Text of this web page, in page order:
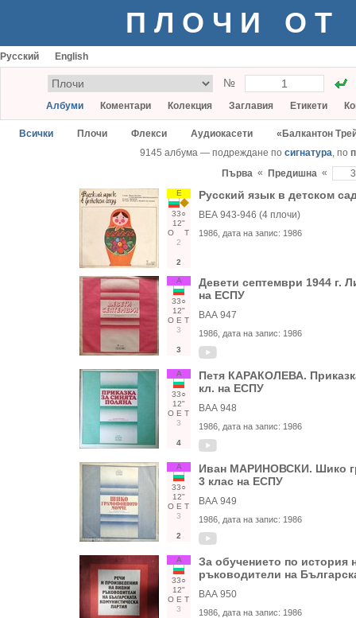
ПЛОЧИ ОТ
Русский English
№
Албуми Коментари Колекция Заглавия Етикети
Всички Плочи Флекси Аудиокасети
«Балкантон
9145 албума — подреждане по сигнатура, по
Първа « Предишна «
Е
33○
12"
О
Т
2
2
Русский язык в детском
ВЕА 943-946 (4 плочи)
1986 , дата на запис: 1986
А
33○
12"
О Е Т
3
3
Девети септември 1944 г.
на ЕСПУ
ВАА 947
1986 , дата на запис: 1986
А
33○
12"
О Е Т
3
4
Петя КАРАКОЛЕВА.
кл. на ЕСПУ
ВАА 948
1986 , дата на запис: 1986
А
33○
12"
О Е Т
3
2
Иван МАРИНОВСКИ. Шико
3 клас на ЕСПУ
ВАА 949
1986 , дата на запис: 1986
А
33○
12"
О Е Т
3
За обучението по история
ръководители на
ВАА 950
1986 , дата на запис: 1986